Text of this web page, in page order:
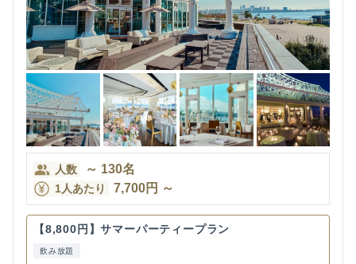
人数 ～ 130名
1人あたり 7,700円 ～
【8,800円】サマーパーティープラン
飲み放題